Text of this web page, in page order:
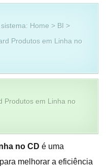
Home > BI >
Produtos em Linha no
Produtos em Linha no
no CD é uma
melhorar a eficiência